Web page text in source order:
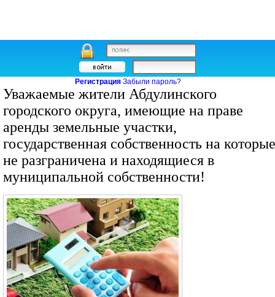
Регистрация Забыли пароль?
Уважаемые жители Абдулинского
городского округа, имеющие на праве
аренды земельные участки,
государственная собственность на которые
не разграничена и находящиеся в
муниципальной собственности!